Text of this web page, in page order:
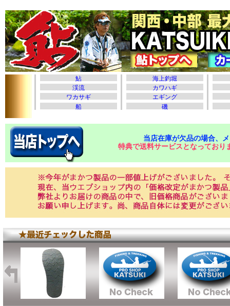
当店在庫が欠品の場合、
特典で送料サービスとなっており